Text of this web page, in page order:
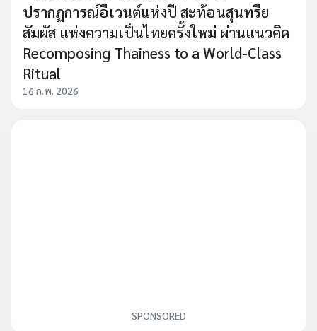
ปรากฏการณ์อีเวนต์แห่งปี สะท้อนสุนทรีย
สัมผัส แห่งความเป็นไทยครั้งใหม่ ผ่านแนวคิด
Recomposing Thainess to a World-Class
Ritual
16 ก.พ. 2026
SPONSORED